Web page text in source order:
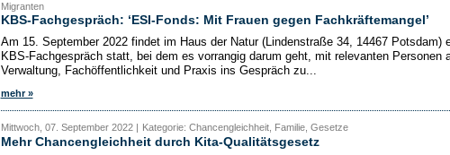
Migranten
KBS-Fachgespräch: ‘ESI-Fonds: Mit Frauen gegen Fachkräftemangel’
Am 15. September 2022 findet im Haus der Natur (Lindenstraße 34, 14467 Potsdam)
KBS-Fachgespräch statt, bei dem es vorrangig darum geht, mit relevanten Personen
Verwaltung, Fachöffentlichkeit und Praxis ins Gespräch zu...
mehr »
Mittwoch, 07. September 2022 | Kategorie: Chancengleichheit, Familie, Gesetze
Mehr Chancengleichheit durch Kita-Qualitätsgesetz